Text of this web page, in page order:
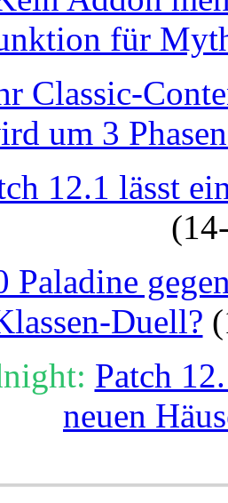
für
Classic-
um 3
12.1 lässt
Paladine
Duell?
Patch
neuen